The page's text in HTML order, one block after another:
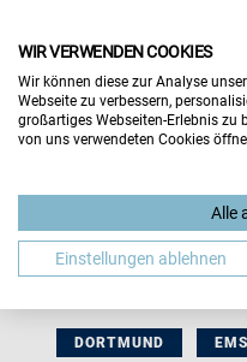
BERUFLICHE
DORTMUND
WIR VERWENDEN COOKIES
Wir können diese zur Analyse
Webseite zu verbessern,
großartiges Webseiten-Erlebnis zu
von uns verwendeten Cookies
Alle
Einstellungen ablehnen